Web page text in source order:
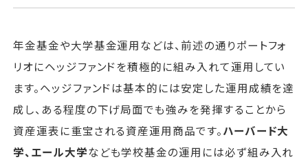
年金基金や大学基金運用などは、前述の通りポートフォ
リオにヘッジファンドを積極的に組み入れて運用してい
ます。ヘッジファンドは基本的には安定した運用成績を達
成し、ある程度の下げ局面でも強みを発揮することから
資産運表に重宝される資産運用商品です。ハーバード大
学、エール大学なども学校基金の運用には必ず組み入れ